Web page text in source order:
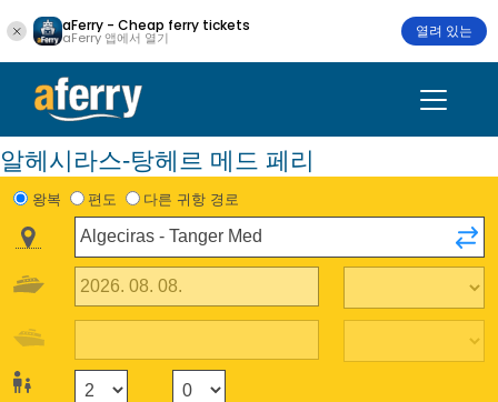
aFerry - Cheap ferry tickets
aFerry 앱에서 열기 열려 있는
알헤시라스-탕헤르 메드 페리
왕복 편도 다른 귀항 경로